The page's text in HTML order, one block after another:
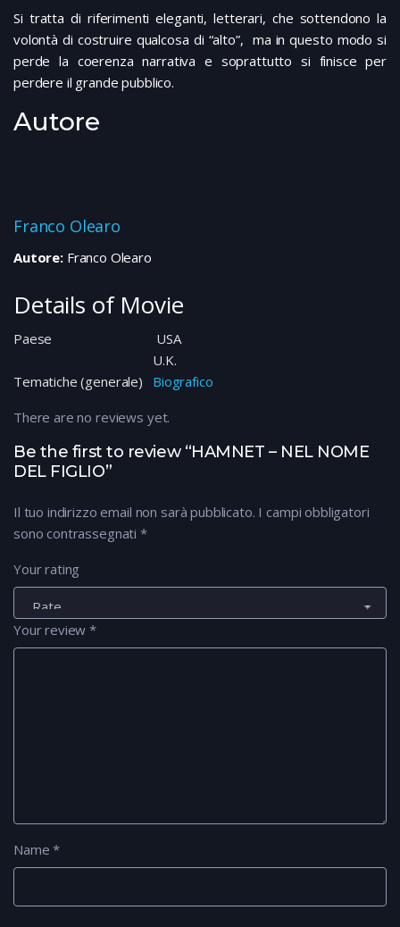
Si tratta di riferimenti eleganti, letterari, che sottendono la
volontà di costruire qualcosa di “alto”, ma in questo modo si
perde la coerenza narrativa e soprattutto si finisce per
perdere il grande pubblico.
Autore
Franco Olearo
Autore:Franco Olearo
Details of Movie
Paese
USA
U.K.
Tematiche (generale)
Biografico
Be the first to review “HAMNET – NEL NOME
DEL FIGLIO”
Il tuo indirizzo email non sarà pubblicato. I campi obbligatori
sono contrassegnati *
Your rating
Your review*
Name*
There are no reviews yet.